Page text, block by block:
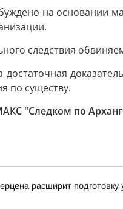
на основании
следствия
достаточная
по существу.
"Следком по
расширит